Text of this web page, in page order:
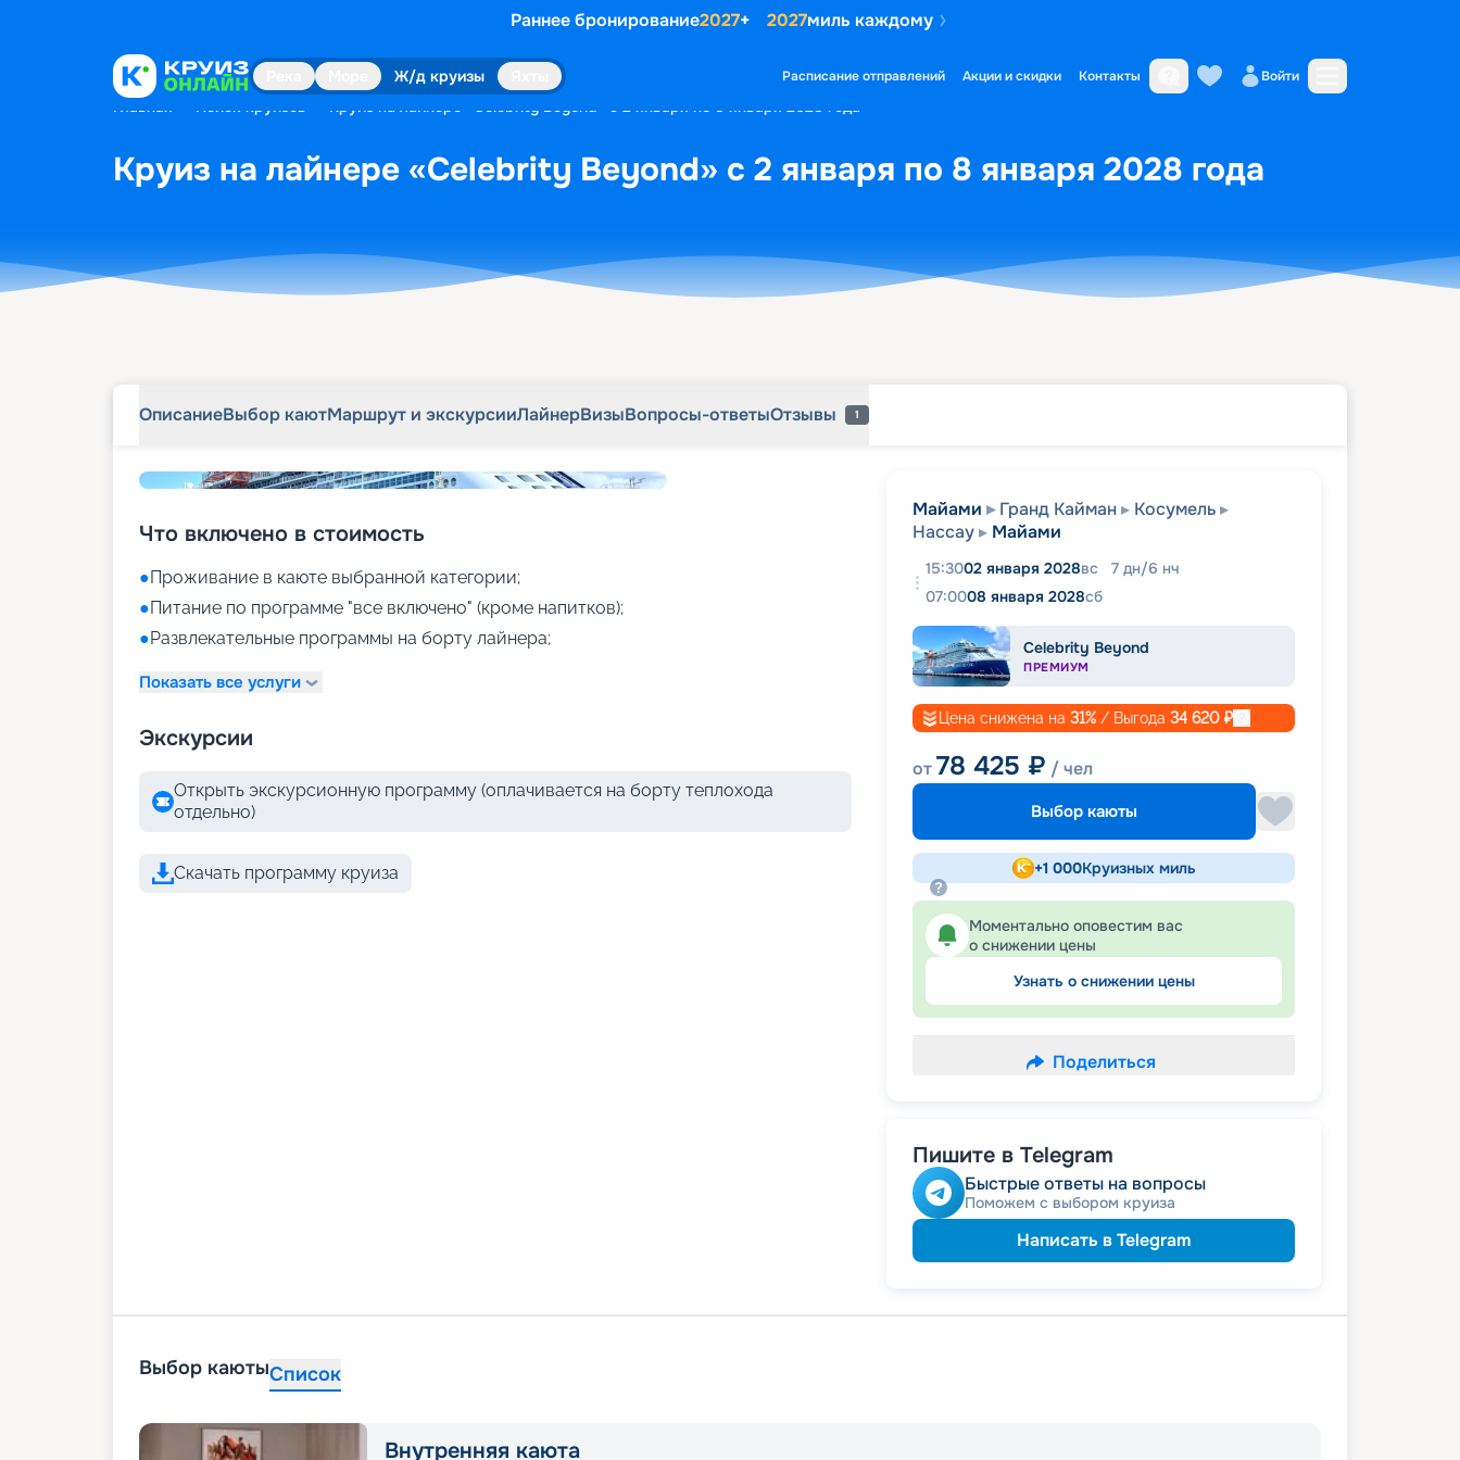
Раннее бронирование2027+ 2027миль каждому
Ж/д круизы Расписание отправлений Акции и скидки Контакты Войти
Главная Поиск круизов Круиз на лайнере «Celebrity Beyond» с 2 января по 8 января 2028 года
Круиз на лайнере «Celebrity Beyond» с 2 января по 8 января 2028 года
ОписаниеВыбор каютМаршрут и экскурсииЛайнерВизыВопросы-ответыОтзывы 1
Что включено в стоимость
●Проживание в каюте выбранной категории;
●Питание по программе "все включено" (кроме напитков);
●Развлекательные программы на борту лайнера;
Показать все услуги
Экскурсии
Открыть экскурсионную программу (оплачивается на борту теплохода
отдельно)
Скачать программу круиза
Майами Гранд Кайман
Косумель
Нассау
Майами
15:3002 января 2028вс 7 дн/6 нч
07:0008 января 2028сб
Celebrity Beyond
ПРЕМИУМ
Цена снижена на 31% / Выгода 34 620 ₽
от78 425 ₽ / чел
Выбор каюты
+1 000Круизных миль
Моментально оповестим вас
о снижении цены
Узнать о снижении цены
Поделиться
Пишите в Telegram
Быстрые ответы на вопросы
Поможем с выбором круиза
Написать в Telegram
Выбор каютыСписок
Внутренняя каюта